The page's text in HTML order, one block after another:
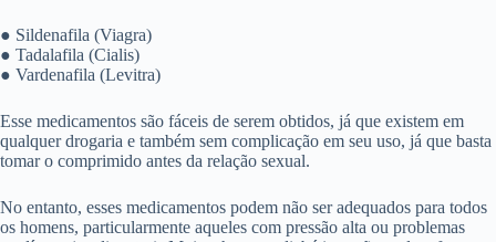
● Sildenafila (Viagra)
● Tadalafila (Cialis)
● Vardenafila (Levitra)
Esse medicamentos são fáceis de serem obtidos, já que existem em
qualquer drogaria e também sem complicação em seu uso, já que basta
tomar o comprimido antes da relação sexual.
No entanto, esses medicamentos podem não ser adequados para todos
os homens, particularmente aqueles com pressão alta ou problemas